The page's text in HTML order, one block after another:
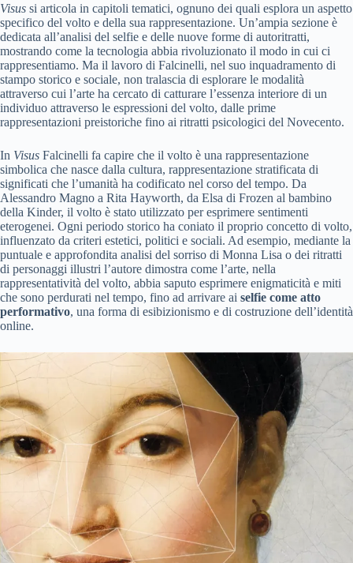
Visus si articola in capitoli tematici, ognuno dei quali esplora un aspetto
specifico del volto e della sua rappresentazione. Un’ampia sezione è
dedicata all’analisi del selfie e delle nuove forme di autoritratti,
mostrando come la tecnologia abbia rivoluzionato il modo in cui ci
rappresentiamo. Ma il lavoro di Falcinelli, nel suo inquadramento di
stampo storico e sociale, non tralascia di esplorare le modalità
attraverso cui l’arte ha cercato di catturare l’essenza interiore di un
individuo attraverso le espressioni del volto, dalle prime
rappresentazioni preistoriche fino ai ritratti psicologici del Novecento.
In Visus Falcinelli fa capire che il volto è una rappresentazione
simbolica che nasce dalla cultura, rappresentazione stratificata di
significati che l’umanità ha codificato nel corso del tempo. Da
Alessandro Magno a Rita Hayworth, da Elsa di Frozen al bambino
della Kinder, il volto è stato utilizzato per esprimere sentimenti
eterogenei. Ogni periodo storico ha coniato il proprio concetto di volto,
influenzato da criteri estetici, politici e sociali. Ad esempio, mediante la
puntuale e approfondita analisi del sorriso di Monna Lisa o dei ritratti
di personaggi illustri l’autore dimostra come l’arte, nella
rappresentatività del volto, abbia saputo esprimere enigmaticità e miti
che sono perdurati nel tempo, fino ad arrivare ai selfie come atto
performativo, una forma di esibizionismo e di costruzione dell’identità
online.